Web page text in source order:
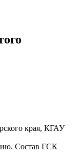
края, КГАУ
Состав ГСК